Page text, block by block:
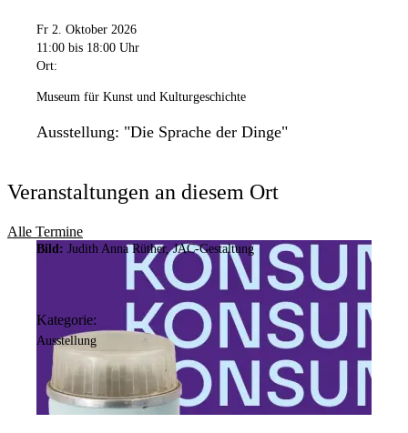
Fr 2. Oktober 2026
11:00 bis 18:00 Uhr
Ort:
Museum für Kunst und Kulturgeschichte
Ausstellung: "Die Sprache der Dinge"
Veranstaltungen an diesem Ort
Alle Termine
Bild: Judith Anna Rüther, JAC-Gestaltung
Kategorie:
Ausstellung